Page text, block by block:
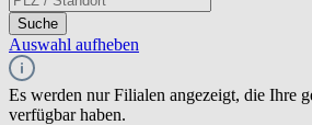
Suche
Auswahl aufheben
Es werden nur Filialen angezeigt, die Ihre
verfügbar haben.